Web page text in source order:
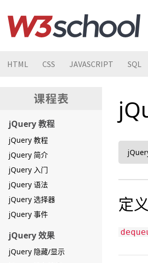
HTML CSS JAVASCRIPT SQL
jQuery 教程
jQuery 教程
jQuery 简介
jQuery 入门
jQuery 语法
jQuery 选择器
jQuery 事件
jQuery 效果
jQuery 隐藏/显示
定